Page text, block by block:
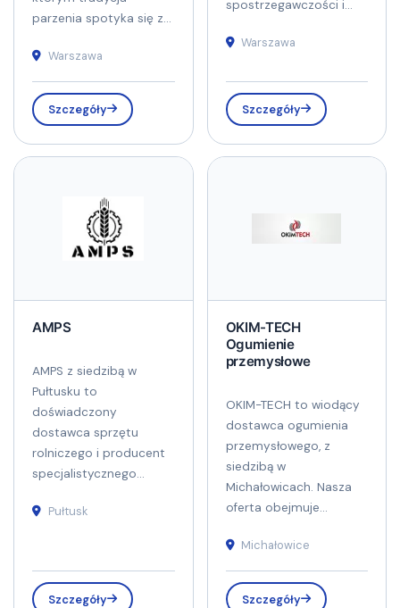
parzenia spotyka się z...
Warszawa
Szczegóły
spostrzegawczości i...
Warszawa
Szczegóły
AMPS
AMPS z siedzibą w
Pułtusku to
doświadczony
dostawca sprzętu
rolniczego i producent
specjalistycznego...
Pułtusk
Szczegóły
OKIM-TECH
Ogumienie
przemysłowe
OKIM-TECH to wiodący
dostawca ogumienia
przemysłowego, z
siedzibą w
Michałowicach. Nasza
oferta obejmuje...
Michałowice
Szczegóły